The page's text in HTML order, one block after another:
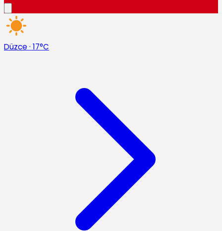
Düzce · 17°C